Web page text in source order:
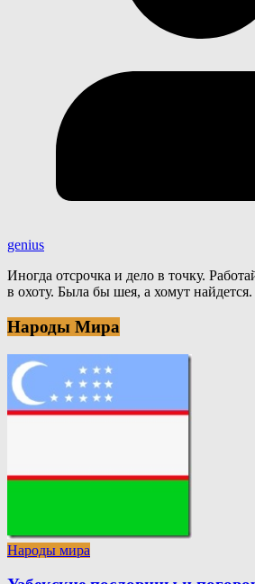
genius
Иногда отсрочка и дело в точку.
в охоту. Была бы шея, а хомут найдется.
Народы Мира
Народы мира